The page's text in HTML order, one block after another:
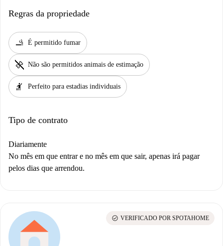
Regras da propriedade
smoking_rooms É permitido fumar
pet_supplies Não são permitidos animais de estimação
hail Perfeito para estadias individuais
Tipo de contrato
Diariamente
No mês em que entrar e no mês em que sair, apenas irá pagar
pelos dias que arrendou.
check_circle VERIFICADO POR SPOTAHOME